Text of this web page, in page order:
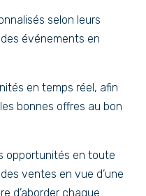
selon leurs
événements en
en temps réel, afin
bonnes offres au bon
opportunités en toute
ventes en vue d’une
d’aborder chaque